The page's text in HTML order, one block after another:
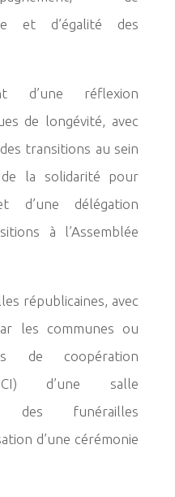
et d’égalité des
d’une réflexion
de longévité, avec
transitions au sein
la solidarité pour
d’une délégation
à l’Assemblée
républicaines, avec
les communesou
de coopération
d’une salle
des funérailles
d’une cérémonie